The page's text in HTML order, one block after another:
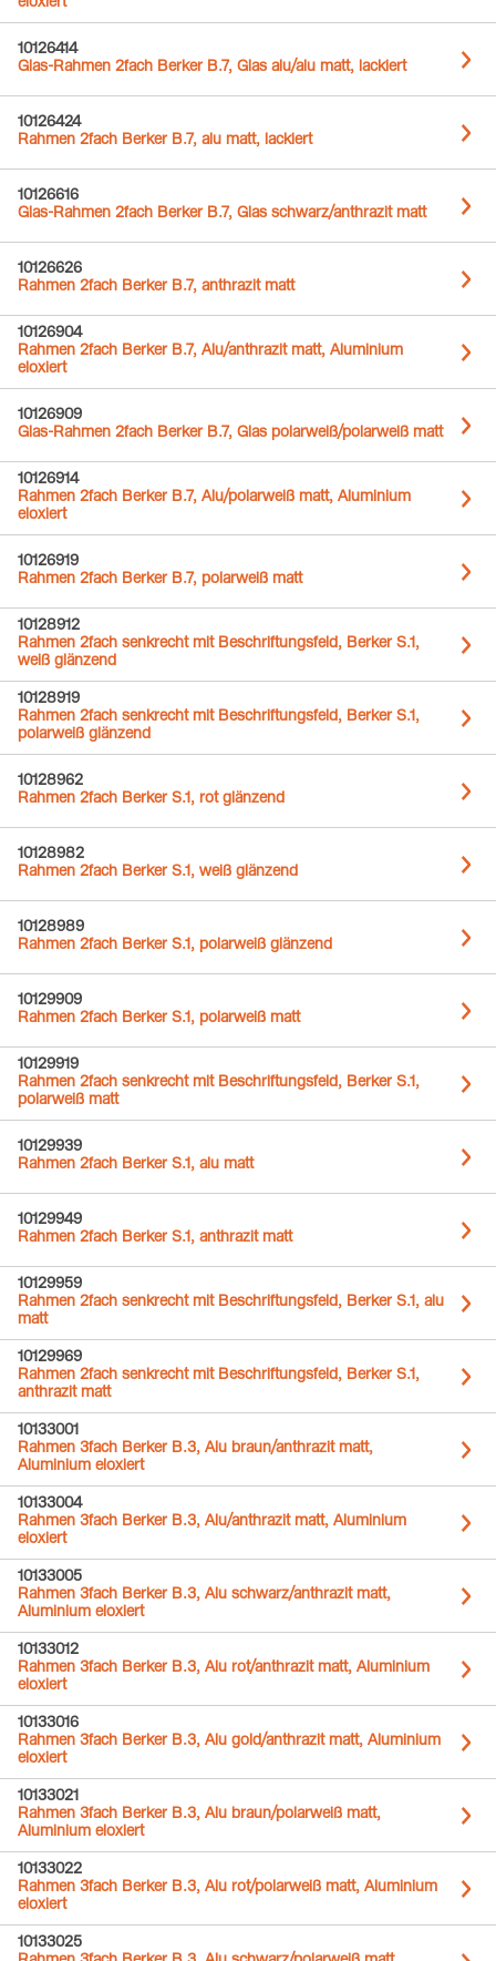
eloxiert
10126414
Glas-Rahmen 2fach Berker B.7, Glas alu/alu matt, lackiert
10126424
Rahmen 2fach Berker B.7, alu matt, lackiert
10126616
Glas-Rahmen 2fach Berker B.7, Glas schwarz/anthrazit matt
10126626
Rahmen 2fach Berker B.7, anthrazit matt
10126904
Rahmen 2fach Berker B.7, Alu/anthrazit matt, Aluminium
eloxiert
10126909
Glas-Rahmen 2fach Berker B.7, Glas polarweiß/polarweiß matt
10126914
Rahmen 2fach Berker B.7, Alu/polarweiß matt, Aluminium
eloxiert
10126919
Rahmen 2fach Berker B.7, polarweiß matt
10128912
Rahmen 2fach senkrecht mit Beschriftungsfeld, Berker S.1,
weiß glänzend
10128919
Rahmen 2fach senkrecht mit Beschriftungsfeld, Berker S.1,
polarweiß glänzend
10128962
Rahmen 2fach Berker S.1, rot glänzend
10128982
Rahmen 2fach Berker S.1, weiß glänzend
10128989
Rahmen 2fach Berker S.1, polarweiß glänzend
10129909
Rahmen 2fach Berker S.1, polarweiß matt
10129919
Rahmen 2fach senkrecht mit Beschriftungsfeld, Berker S.1,
polarweiß matt
10129939
Rahmen 2fach Berker S.1, alu matt
10129949
Rahmen 2fach Berker S.1, anthrazit matt
10129959
Rahmen 2fach senkrecht mit Beschriftungsfeld, Berker S.1, alu
matt
10129969
Rahmen 2fach senkrecht mit Beschriftungsfeld, Berker S.1,
anthrazit matt
10133001
Rahmen 3fach Berker B.3, Alu braun/anthrazit matt,
Aluminium eloxiert
10133004
Rahmen 3fach Berker B.3, Alu/anthrazit matt, Aluminium
eloxiert
10133005
Rahmen 3fach Berker B.3, Alu schwarz/anthrazit matt,
Aluminium eloxiert
10133012
Rahmen 3fach Berker B.3, Alu rot/anthrazit matt, Aluminium
eloxiert
10133016
Rahmen 3fach Berker B.3, Alu gold/anthrazit matt, Aluminium
eloxiert
10133021
Rahmen 3fach Berker B.3, Alu braun/polarweiß matt,
Aluminium eloxiert
10133022
Rahmen 3fach Berker B.3, Alu rot/polarweiß matt, Aluminium
eloxiert
10133025